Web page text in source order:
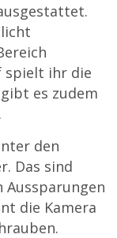
spielt ihr die
es zudem
den
Das sind
die Kamera